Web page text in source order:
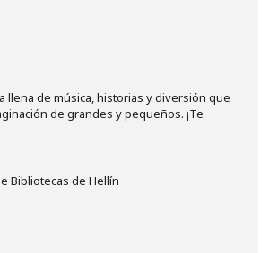
llena de música, historias y diversión que
de grandes y pequeños. ¡Te
Bibliotecas de Hellín